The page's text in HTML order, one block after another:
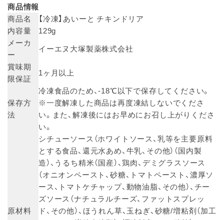
商品情報
商品名
【冷凍】あいーと チキンドリア
内容量
129g
メーカ
ー
イーエヌ大塚製薬株式会社
賞味期
限保証
1ヶ月以上
保存方
法
冷凍食品のため、-18℃以下で保存してください。
※一度解凍した商品は再度凍結しないでくださ
い。また、解凍後にはお早めにお召し上がりくださ
い。
原材料
シチューソース（ホワイトソース、乳等を主要原料
とする食品、還元水あめ、牛乳、その他）（国内製
造）、うるち精米（国産）、鶏肉、デミグラスソース
（オニオンペースト、砂糖、トマトペースト、濃厚ソ
ース、トマトケチャップ、動物油脂、その他）、チー
ズソース（ナチュラルチーズ、ファットスプレッ
ド、その他）、ほうれん草、玉ねぎ、砂糖/増粘剤（加工